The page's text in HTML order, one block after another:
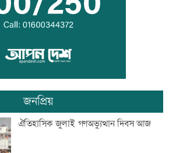
দেড় ঘণ্টায় ৩৪৩ কোটি টাকার লেনদেন
ট্রাকের পেছনে প্রাইভেটকারের ধাক্কা, প্রাণ
গেল সহকারী জজের
জনপ্রিয়
ঐতিহাসিক জুলাই গণঅভ্যুত্থান দিবস আজ